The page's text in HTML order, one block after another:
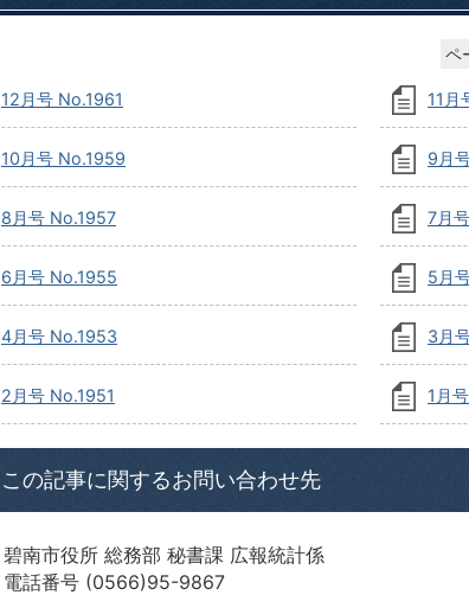
ペ
12月号 No.1961 11月
10月号 No.1959 9月
8月号 No.1957 7月
6月号 No.1955 5月
4月号 No.1953 3月
2月号 No.1951 1月
この記事に関するお問い合わせ先
碧南市役所 総務部 秘書課 広報統計係
電話番号 (0566)95-9867